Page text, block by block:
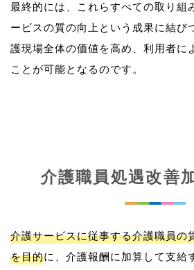
最終的には、これらすべての取り組
ービスの質の向上という成果に結び
護現場全体の価値を高め、利用者に
介護職員処遇改善
介護サービスに従事する介護職員の
を目的に、介護報酬に加算して支給